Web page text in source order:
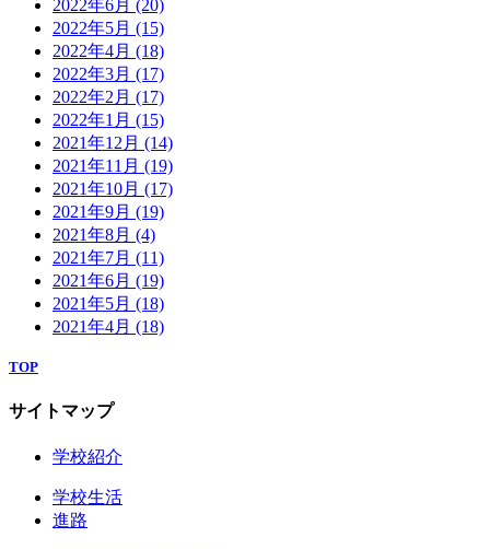
2022年6月 (20)
2022年5月 (15)
2022年4月 (18)
2022年3月 (17)
2022年2月 (17)
2022年1月 (15)
2021年12月 (14)
2021年11月 (19)
2021年10月 (17)
2021年9月 (19)
2021年8月 (4)
2021年7月 (11)
2021年6月 (19)
2021年5月 (18)
2021年4月 (18)
TOP
サイトマップ
学校紹介
学校生活
進路